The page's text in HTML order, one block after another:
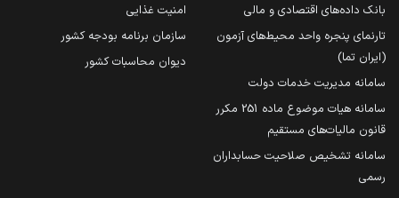
بانک داده‌های اقتصادی و مالی
تارنمای پنجره واحد محیط‌های آزمون
(ایران تما)
سامانه مدیریت خدمات دولت
سامانه هیات موضوع ماده 251 مکرر
قانون مالیات‌های مستقیم
سامانه تشخیص صلاحیت حسابداران
رسمی
امنیت غذایی
سازمان برنامه بودجه کشور
دیوان محاسبات کشور